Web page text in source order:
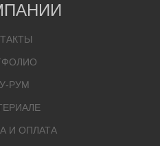
РУМ
И ОПЛАТА